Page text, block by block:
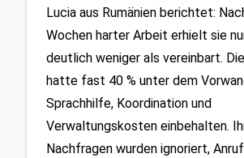
Lucia aus Rumänien berichtet:
Wochen harter Arbeit erhielt sie
deutlich weniger als vereinbart.
hatte fast 40 % unter dem
Sprachhilfe, Koordination und
Verwaltungskosten einbehalten.
Nachfragen wurden ignoriert,